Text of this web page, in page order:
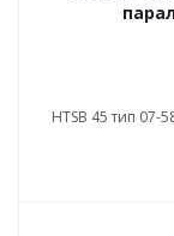
НТSB 45 тип 07-